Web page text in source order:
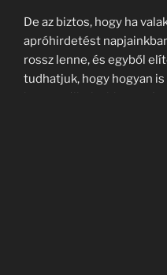
De az biztos, hogy ha
apróhirdetést
rossz lenne, és egyből
tudhatjuk, hogy hogyan
hogyan álltak ehhez a